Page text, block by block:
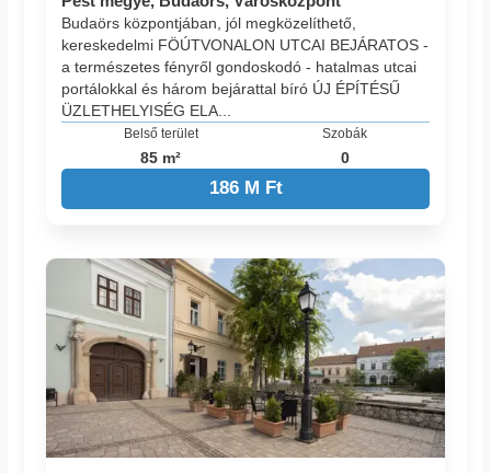
Budaörs központjában, jól megközelíthető,
kereskedelmi FÖÚTVONALON UTCAI BEJÁRATOS -
a természetes fényről gondoskodó - hatalmas utcai
portálokkal és három bejárattal bíró ÚJ ÉPÍTÉSŰ
ÜZLETHELYISÉG ELA...
Belső terület
85 m²
Szobák
0
186 M Ft